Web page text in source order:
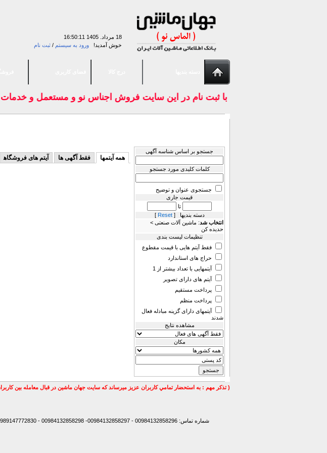
18 مرداد. 1405
16:50:11
خوش آمدید! ورود به سیستم / ثبت نام
با ثبت نام در اين سايت فروش اجناس نو و مستعمل و
جستجو بر اساس شناسه آگهی
کلمات کلیدی مورد جستجو
جستجوی عنوان و توضیح
قیمت جاری
تا
دسته بندیها [Reset
]
انتخاب شد: ماشين آلات صنعتی >
حدیده كن
تنظیمات لیست بندی
فقط آیتم هایی با قیمت مقطوع
حراج های استاندارد
آیتمهایی با تعداد بیشتر از 1
آیتم های دارای تصویر
پرداخت مستقیم
پرداخت منظم
آیتمهای دارای گزینه مبادله فعال
شدند
مشاهده نتایج
مكان
همه آیتمها فقط آگهی ها آیتم های فروشگاه
( تذكر مهم : به استحضار تمامي كاربران عزيز ميرساند كه سايت جهان ماشين در قبال معامله بين
شماره تماس: 00984132858296 - 00984132858297- 00984132858298 - 00989147772830 - 00989141170307 -